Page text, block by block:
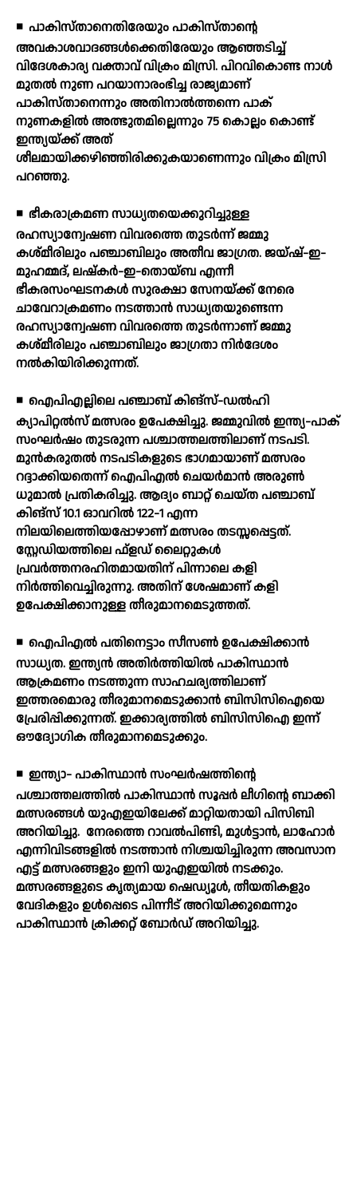
◾ പാകിസ്താനെതിരേയും പാകിസ്താന്റെ
അവകാശവാദങ്ങള്‍ക്കെതിരേയും ആഞ്ഞടിച്ച്
വിദേശകാര്യ വക്താവ് വിക്രം മിസ്രി. പിറവികൊണ്ട നാള്‍
മുതല്‍ നുണ പറയാനാരംഭിച്ച രാജ്യമാണ്
പാകിസ്താനെന്നും അതിനാല്‍ത്തന്നെ പാക്
നുണകളില്‍ അത്ഭുതമില്ലെന്നും 75 കൊല്ലം കൊണ്ട്
ഇന്ത്യയ്ക്ക് അത്
ശീലമായിക്കഴിഞ്ഞിരിക്കുകയാണെന്നും വിക്രം മിസ്രി
പറഞ്ഞു.
◾ ഭീകരാക്രമണ സാധ്യതയെക്കുറിച്ചുള്ള
രഹസ്യാന്വേഷണ വിവരത്തെ തുടര്‍ന്ന് ജമ്മു
കശ്മീരിലും പഞ്ചാബിലും അതീവ ജാഗ്രത. ജയ്ഷ്-ഇ-
മുഹമ്മദ്, ലഷ്‌കര്‍-ഇ-തൊയ്ബ എന്നീ
ഭീകരസംഘടനകള്‍ സുരക്ഷാ സേനയ്ക്ക് നേരെ
ചാവേറാക്രമണം നടത്താന്‍ സാധ്യതയുണ്ടെന്ന
രഹസ്യാന്വേഷണ വിവരത്തെ തുടര്‍ന്നാണ് ജമ്മു
കശ്മീരിലും പഞ്ചാബിലും ജാഗ്രതാ നിര്‍ദേശം
നല്‍കിയിരിക്കുന്നത്.
◾ ഐപിഎല്ലിലെ പഞ്ചാബ് കിങ്‌സ്-ഡല്‍ഹി
ക്യാപിറ്റല്‍സ് മത്സരം ഉപേക്ഷിച്ചു. ജമ്മുവില്‍ ഇന്ത്യ-പാക്
സംഘര്‍ഷം തുടരുന്ന പശ്ചാത്തലത്തിലാണ് നടപടി.
മുന്‍കരുതല്‍ നടപടികളുടെ ഭാഗമായാണ് മത്സരം
റദ്ദാക്കിയതെന്ന് ഐപിഎല്‍ ചെയര്‍മാന്‍ അരുണ്‍
ധുമാല്‍ പ്രതികരിച്ചു. ആദ്യം ബാറ്റ് ചെയ്ത പഞ്ചാബ്
കിങ്‌സ് 10.1 ഓവറില്‍ 122-1 എന്ന
നിലയിലെത്തിയപ്പോഴാണ് മത്സരം തടസ്സപ്പെട്ടത്.
സ്റ്റേഡിയത്തിലെ ഫ്‌ളഡ് ലൈറ്റുകള്‍
പ്രവര്‍ത്തനരഹിതമായതിന് പിന്നാലെ കളി
നിര്‍ത്തിവെച്ചിരുന്നു. അതിന് ശേഷമാണ് കളി
ഉപേക്ഷിക്കാനുള്ള തീരുമാനമെടുത്തത്.
◾ ഐപിഎല്‍ പതിനെട്ടാം സീസണ്‍ ഉപേക്ഷിക്കാന്‍
സാധ്യത. ഇന്ത്യന്‍ അതിര്‍ത്തിയില്‍ പാകിസ്ഥാന്‍
ആക്രമണം നടത്തുന്ന സാഹചര്യത്തിലാണ്
ഇത്തരമൊരു തീരുമാനമെടുക്കാന്‍ ബിസിസിഐയെ
പ്രേരിപ്പിക്കുന്നത്. ഇക്കാര്യത്തില്‍ ബിസിസിഐ ഇന്ന്
ഔദ്യോഗിക തീരുമാനമെടുക്കും.
◾ ഇന്ത്യാ- പാകിസ്ഥാന്‍ സംഘര്‍ഷത്തിന്റെ
പശ്ചാത്തലത്തില്‍ പാകിസ്ഥാന്‍ സൂപ്പര്‍ ലീഗിന്റെ ബാക്കി
മത്സരങ്ങള്‍ യുഎഇയിലേക്ക് മാറ്റിയതായി പിസിബി
അറിയിച്ചു. നേരത്തെ റാവല്‍പിണ്ടി, മുള്‍ട്ടാന്‍, ലാഹോര്‍
എന്നിവിടങ്ങളില്‍ നടത്താന്‍ നിശ്ചയിച്ചിരുന്ന അവസാന
എട്ട് മത്സരങ്ങളും ഇനി യുഎഇയില്‍ നടക്കും.
മത്സരങ്ങളുടെ കൃത്യമായ ഷെഡ്യൂള്‍, തീയതികളും
വേദികളും ഉള്‍പ്പെടെ പിന്നീട് അറിയിക്കുമെന്നും
പാകിസ്ഥാന്‍ ക്രിക്കറ്റ് ബോര്‍ഡ് അറിയിച്ചു.